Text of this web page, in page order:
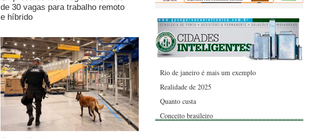
de 30 vagas para trabalho remoto
e híbrido
Rio de janeiro é mais um exemplo
Realidade de 2025
Quanto custa
Conceito brasileiro